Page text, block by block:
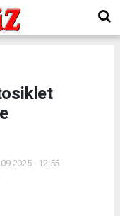
- 12:55